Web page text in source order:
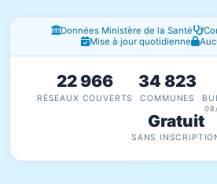
Résultats de qualité
Fenêtres d'information
Données Ministère de la Santé
Mise à jour quotidienne
22 966
RÉSEAUX COUVERTS
34 823
COMMUNES
Gratuit
SANS